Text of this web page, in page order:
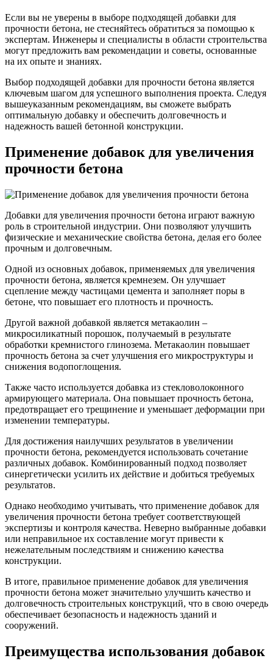
Если вы не уверены в выборе подходящей добавки для
прочности бетона, не стесняйтесь обратиться за помощью к
экспертам. Инженеры и специалисты в области строительства
могут предложить вам рекомендации и советы, основанные
на их опыте и знаниях.
Выбор подходящей добавки для прочности бетона является
ключевым шагом для успешного выполнения проекта. Следуя
вышеуказанным рекомендациям, вы сможете выбрать
оптимальную добавку и обеспечить долговечность и
надежность вашей бетонной конструкции.
Применение добавок для увеличения
прочности бетона
Добавки для увеличения прочности бетона играют важную
роль в строительной индустрии. Они позволяют улучшить
физические и механические свойства бетона, делая его более
прочным и долговечным.
Одной из основных добавок, применяемых для увеличения
прочности бетона, является кремнезем. Он улучшает
сцепление между частицами цемента и заполняет поры в
бетоне, что повышает его плотность и прочность.
Другой важной добавкой является метакаолин –
микросиликатный порошок, получаемый в результате
обработки кремнистого глинозема. Метакаолин повышает
прочность бетона за счет улучшения его микроструктуры и
снижения водопоглощения.
Также часто используется добавка из стекловолоконного
армирующего материала. Она повышает прочность бетона,
предотвращает его трещинение и уменьшает деформации при
изменении температуры.
Для достижения наилучших результатов в увеличении
прочности бетона, рекомендуется использовать сочетание
различных добавок. Комбинированный подход позволяет
синергетически усилить их действие и добиться требуемых
результатов.
Однако необходимо учитывать, что применение добавок для
увеличения прочности бетона требует соответствующей
экспертизы и контроля качества. Неверно выбранные добавки
или неправильное их составление могут привести к
нежелательным последствиям и снижению качества
конструкции.
В итоге, правильное применение добавок для увеличения
прочности бетона может значительно улучшить качество и
долговечность строительных конструкций, что в свою очередь
обеспечивает безопасность и надежность зданий и
сооружений.
Преимущества использования добавок